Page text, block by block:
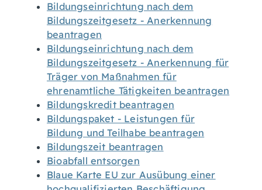
Bildungseinrichtung nach dem
Bildungszeitgesetz - Anerkennung
beantragen
Bildungseinrichtung nach dem
Bildungszeitgesetz - Anerkennung für
Träger von Maßnahmen für
ehrenamtliche Tätigkeiten beantragen
Bildungskredit beantragen
Bildungspaket - Leistungen für
Bildung und Teilhabe beantragen
Bildungszeit beantragen
Bioabfall entsorgen
Blaue Karte EU zur Ausübung einer